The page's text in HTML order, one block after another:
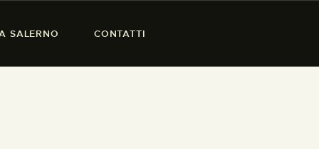
SALERNO CONTATTI